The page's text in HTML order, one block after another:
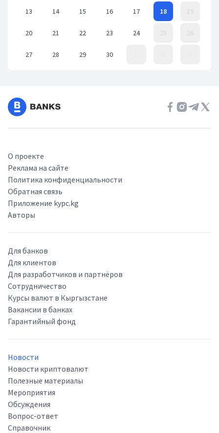
13 14 15 16 17 18 19
20 21 22 23 24 25 26
27 28 29 30
О проекте
Реклама на сайте
Политика конфиденциальности
Обратная связь
Приложение kypc.kg
Авторы
Для банков
Для клиентов
Для разработчиков и партнёров
Сотрудничество
Курсы валют в Кыргызстане
Вакансии в банках
Гарантийный фонд
Новости
Новости криптовалют
Полезные материалы
Мероприятия
Обсуждения
Вопрос-ответ
Справочник